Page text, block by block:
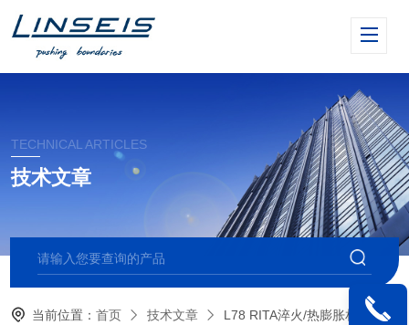
TECHNICAL ARTICLES
技术文章
当前位置：首页 技术文章 L78 RITA淬火/热膨胀相变仪具有哪些特点？